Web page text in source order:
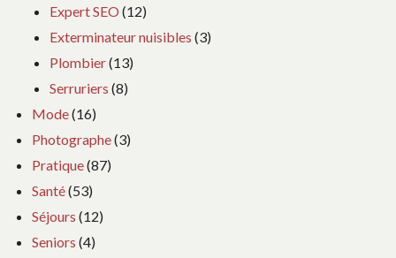
Expert SEO (12)
Exterminateur nuisibles (3)
Plombier(13)
Serruriers (8)
Mode(16)
Photographe(3)
Pratique(87)
Santé(53)
Séjours (12)
Seniors (4)